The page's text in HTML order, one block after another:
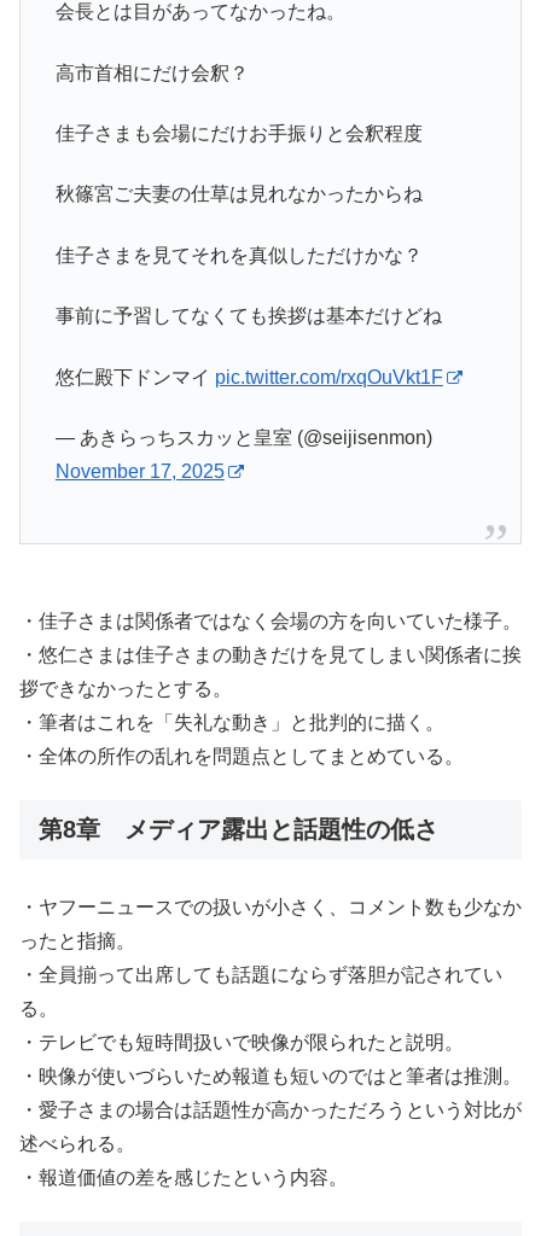
会長とは目があってなかったね。
高市首相にだけ会釈？
佳子さまも会場にだけお手振りと会釈程度
秋篠宮ご夫妻の仕草は見れなかったからね
佳子さまを見てそれを真似しただけかな？
事前に予習してなくても挨拶は基本だけどね
悠仁殿下ドンマイ pic.twitter.com/rxqOuVkt1F
— あきらっちスカッと皇室 (@seijisenmon)
November 17, 2025
・佳子さまは関係者ではなく会場の方を向いていた様子。
・悠仁さまは佳子さまの動きだけを見てしまい関係者に挨
拶できなかったとする。
・筆者はこれを「失礼な動き」と批判的に描く。
・全体の所作の乱れを問題点としてまとめている。
第8章 メディア露出と話題性の低さ
・ヤフーニュースでの扱いが小さく、コメント数も少なか
ったと指摘。
・全員揃って出席しても話題にならず落胆が記されてい
る。
・テレビでも短時間扱いで映像が限られたと説明。
・映像が使いづらいため報道も短いのではと筆者は推測。
・愛子さまの場合は話題性が高かっただろうという対比が
述べられる。
・報道価値の差を感じたという内容。